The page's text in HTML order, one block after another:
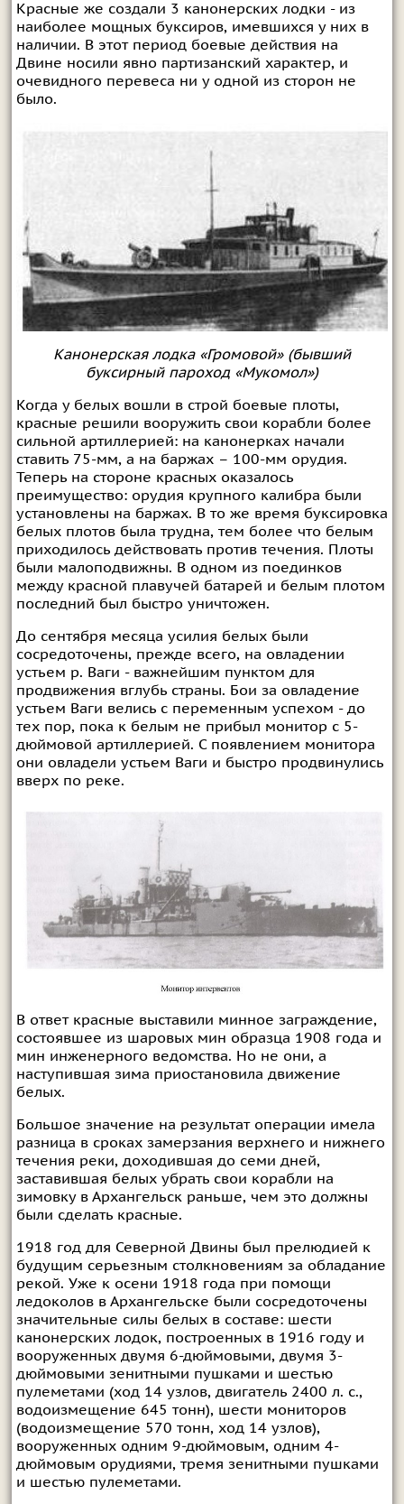
Красные же создали 3 канонерских лодки - из
наиболее мощных буксиров, имевшихся у них в
наличии. В этот период боевые действия на
Двине носили явно партизанский характер, и
очевидного перевеса ни у одной из сторон не
было.
Канонерская лодка «Громовой» (бывший
буксирный пароход «Мукомол»)
Когда у белых вошли в строй боевые плоты,
красные решили вооружить свои корабли более
сильной артиллерией: на канонерках начали
ставить 75-мм, а на баржах – 100-мм орудия.
Теперь на стороне красных оказалось
преимущество: орудия крупного калибра были
установлены на баржах. В то же время буксировка
белых плотов была трудна, тем более что белым
приходилось действовать против течения. Плоты
были малоподвижны. В одном из поединков
между красной плавучей батарей и белым плотом
последний был быстро уничтожен.
До сентября месяца усилия белых были
сосредоточены, прежде всего, на овладении
устьем р. Ваги - важнейшим пунктом для
продвижения вглубь страны. Бои за овладение
устьем Ваги велись с переменным успехом - до
тех пор, пока к белым не прибыл монитор с 5-
дюймовой артиллерией. С появлением монитора
они овладели устьем Ваги и быстро продвинулись
вверх по реке.
В ответ красные выставили минное заграждение,
состоявшее из шаровых мин образца 1908 года и
мин инженерного ведомства. Но не они, а
наступившая зима приостановила движение
белых.
Большое значение на результат операции имела
разница в сроках замерзания верхнего и нижнего
течения реки, доходившая до семи дней,
заставившая белых убрать свои корабли на
зимовку в Архангельск раньше, чем это должны
были сделать красные.
1918 год для Северной Двины был прелюдией к
будущим серьезным столкновениям за обладание
рекой. Уже к осени 1918 года при помощи
ледоколов в Архангельске были сосредоточены
значительные силы белых в составе: шести
канонерских лодок, построенных в 1916 году и
вооруженных двумя 6-дюймовыми, двумя 3-
дюймовыми зенитными пушками и шестью
пулеметами (ход 14 узлов, двигатель 2400 л. с.,
водоизмещение 645 тонн), шести мониторов
(водоизмещение 570 тонн, ход 14 узлов),
вооруженных одним 9-дюймовым, одним 4-
дюймовым орудиями, тремя зенитными пушками
и шестью пулеметами.